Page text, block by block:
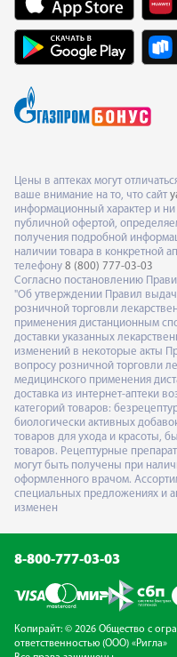
Цены в аптеках могут
ваше внимание на то, что сайт
информационный характер и ни
публичной офертой,
получения подробной
наличии товара в конкретной
телефону 8 (800) 777-03-03
Согласно постановлению
"Об утверждении Правил
розничной торговли
применения дистанционным
доставки указанных
изменений в некоторые акты
вопросу розничной торговли
медицинского применения
доставка из интернет-аптеки
категорий товаров:
биологически активных
товаров для ухода и красоты,
товаров. Рецептурные
могут быть получены при
оформленного врачом.
специальных предложениях и
изменен
8-800-777-03-03
Копирайт: © 2026 Общество с
ответственностью (ООО) «Ригла»